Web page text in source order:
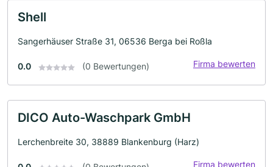
Shell
Sangerhäuser Straße 31, 06536 Berga bei Roßla
0.0 (0 Bewertungen) Firma bewerten
DICO Auto-Waschpark GmbH
Lerchenbreite 30, 38889 Blankenburg (Harz)
Firma bewerten